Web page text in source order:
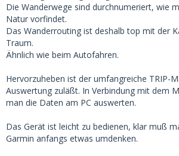
Die Wanderwege sind durchnumeriert, wie
Natur vorfindet.
Das Wanderrouting ist deshalb top mit der
Traum.
Ähnlich wie beim Autofahren.
Hervorzuheben ist der umfangreiche TRIP-
Auswertung zuläßt. In Verbindung mit dem
man die Daten am PC auswerten.
Das Gerät ist leicht zu bedienen, klar muß
Garmin anfangs etwas umdenken.